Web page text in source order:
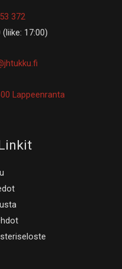
372
17:00)
Lappeenranta